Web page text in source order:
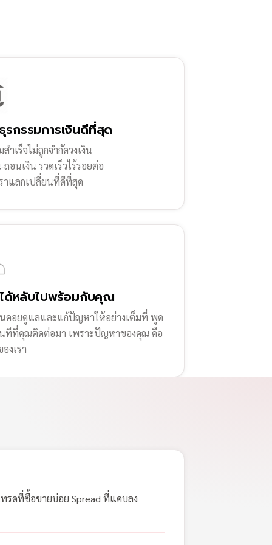
กรรมการเงินดีที่สุด
ำเร็จไม่ถูกจำกัดวงเงิน
ถอนเงิน รวดเร็วไร้รอยต่อ
าแลกเปลี่ยนที่ดีที่สุด
ได้หลับไปพร้อมกับคุณ
คอยดูแลและแก้ปัญหาให้อย่างเต็มที่ พูด
ทีที่คุณติดต่อมา เพราะปัญหาของคุณ คือ
งเรา
รดที่ซื้อขายบ่อย Spread ที่แคบลง